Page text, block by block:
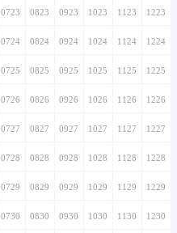
0723 0823 0923 1023 1123 1223
0724 0824 0924 1024 1124 1224
0725 0825 0925 1025 1125 1225
0726 0826 0926 1026 1126 1226
0727 0827 0927 1027 1127 1227
0728 0828 0928 1028 1128 1228
0729 0829 0929 1029 1129 1229
0730 0830 0930 1030 1130 1230